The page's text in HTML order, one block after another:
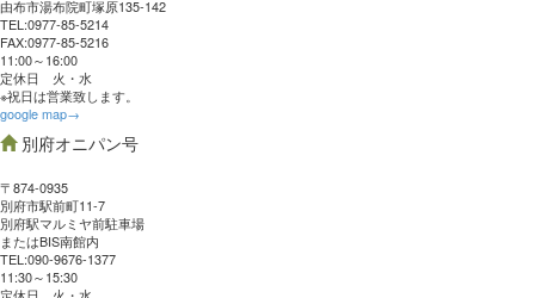
由布市湯布院町塚原135-142
TEL:0977‐85-5214
FAX:0977‐85-5216
11:00～16:00
定休日 火・水
※祝日は営業致します。
google map→
別府オニパン号
〒874-0935
別府市駅前町11-7
別府駅マルミヤ前駐車場
またはBIS南館内
TEL:090-9676-1377
11:30～15:30
定休日 火・水